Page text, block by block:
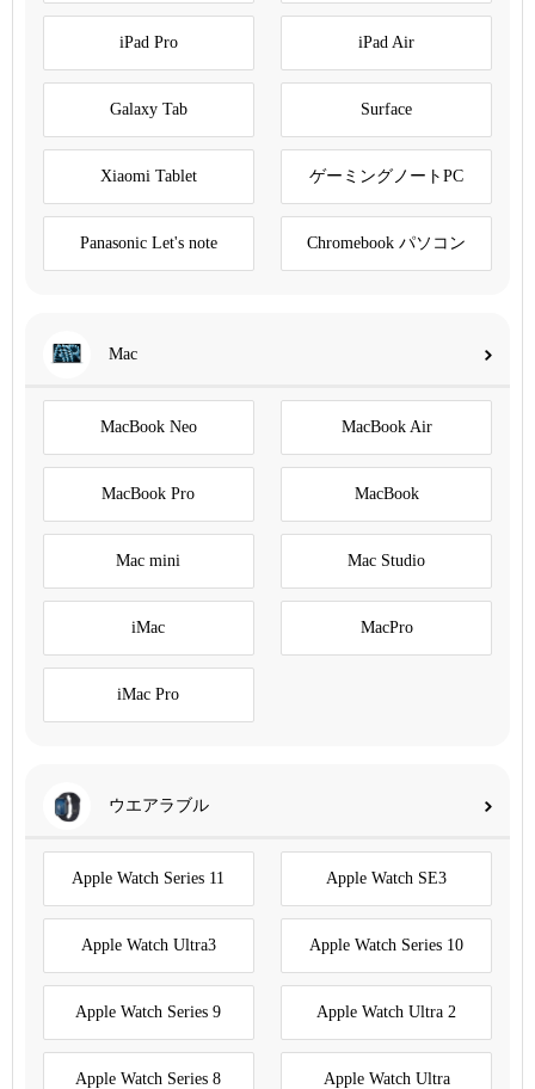
iPad Pro iPad Air
Galaxy Tab Surface
Xiaomi Tablet ゲーミングノートPC
Panasonic Let's note Chromebook パソコン
Mac
MacBook Neo MacBook Air
MacBook Pro MacBook
Mac mini Mac Studio
iMac MacPro
iMac Pro
ウエアラブル
Apple Watch Series 11 Apple Watch SE3
Apple Watch Ultra3 Apple Watch Series 10
Apple Watch Series 9 Apple Watch Ultra 2
Apple Watch Series 8 Apple Watch Ultra